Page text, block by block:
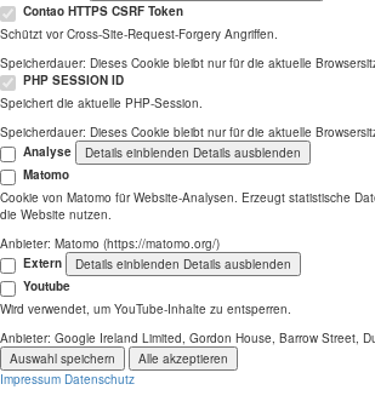
Contao HTTPS CSRF Token
Schützt vor Cross-Site-Request-Forgery Angriffen.
Speicherdauer: Dieses Cookie bleibt nur für die aktuelle
PHP SESSION ID
Speichert die aktuelle PHP-Session.
Speicherdauer: Dieses Cookie bleibt nur für die aktuelle
Analyse
Details einblenden Details ausblenden
Matomo
Cookie von Matomo für Website-Analysen. Erzeugt statistische
die Website nutzen.
Anbieter: Matomo (https://matomo.org/)
Extern
Details einblenden Details ausblenden
Youtube
Wird verwendet, um YouTube-Inhalte zu entsperren.
Anbieter: Google Ireland Limited, Gordon House, Barrow Street,
Auswahl speichern
Alle akzeptieren
Impressum Datenschutz